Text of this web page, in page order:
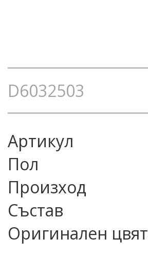
D6032503
Артикул
Пол
Произход
Състав
Оригинален цвят